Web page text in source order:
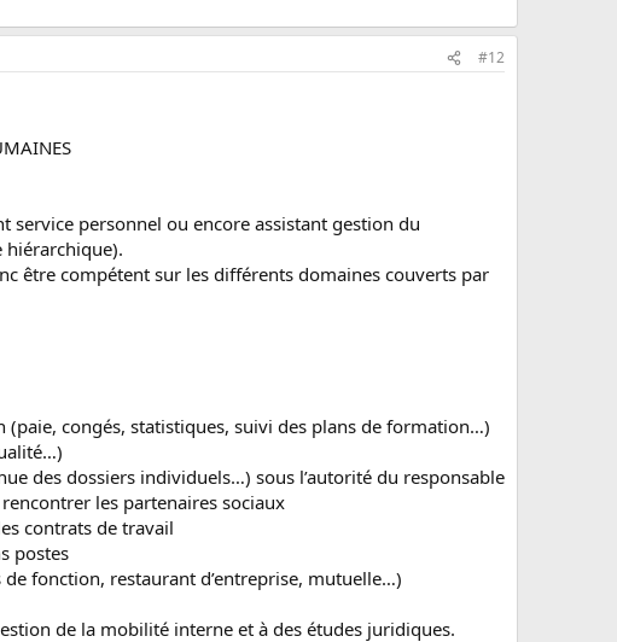
#12
service personnel ou encore assistant gestion du
hiérarchique).
être compétent sur les différents domaines couverts par
congés, statistiques, suivi des plans de formation…)
des dossiers individuels…) sous l’autorité du responsable
les partenaires sociaux
contrats de travail
postes
fonction, restaurant d’entreprise, mutuelle…)
de la mobilité interne et à des études juridiques.